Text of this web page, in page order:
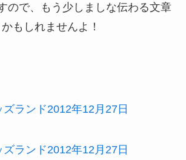
ので、もう少しましな伝わる文章
もしれませんよ！